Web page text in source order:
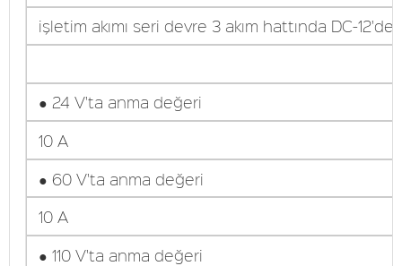
işletim akımı seri devre 3 akım hattında DC-12'de
● 24 V'ta anma değeri
10 A
● 60 V'ta anma değeri
10 A
● 110 V'ta anma değeri